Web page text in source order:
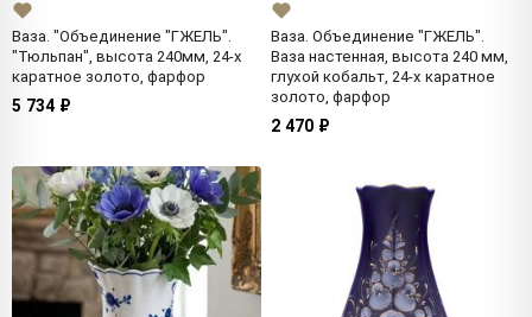
Ваза. "Объединение "ГЖЕЛЬ".
"Тюльпан", высота 240мм, 24-х
каратное золото, фарфор
5 734 ₽
Ваза. Объединение "ГЖЕЛЬ".
Ваза настенная, высота 240 мм,
глухой кобальт, 24-х каратное
золото, фарфор
2 470 ₽